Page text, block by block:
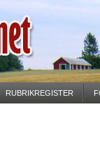
RUBRIKREGISTER